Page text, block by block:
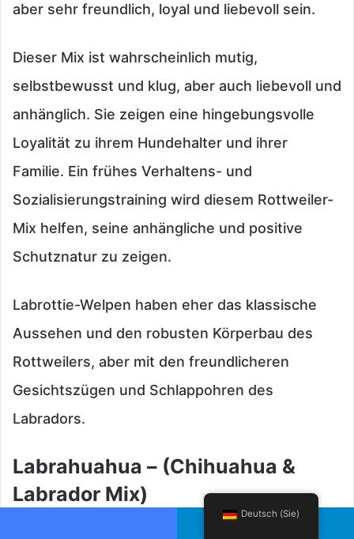
aber sehr freundlich, loyal und liebevoll sein.
Dieser Mix ist wahrscheinlich mutig,
selbstbewusst und klug, aber auch liebevoll und
anhänglich. Sie zeigen eine hingebungsvolle
Loyalität zu ihrem Hundehalter und ihrer
Familie. Ein frühes Verhaltens- und
Sozialisierungstraining wird diesem Rottweiler-
Mix helfen, seine anhängliche und positive
Schutznatur zu zeigen.
Labrottie-Welpen haben eher das klassische
Aussehen und den robusten Körperbau des
Rottweilers, aber mit den freundlicheren
Gesichtszügen und Schlappohren des
Labradors.
Labrahuahua – (Chihuahua &
Labrador Mix)
Deutsch (Sie)